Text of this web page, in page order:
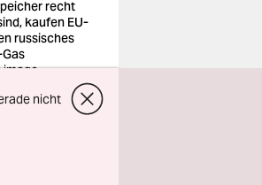
recht
kaufen EU-
russisches
imago
nicht